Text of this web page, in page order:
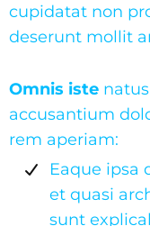
cupidatat non
deserunt mollit
Omnis iste
accusantium
rem aperiam:
Eaque ipsa
et quasi
sunt